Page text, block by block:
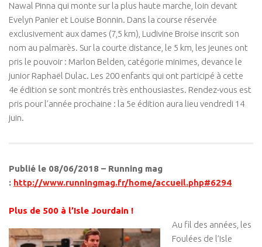
Nawal Pinna qui monte sur la plus haute marche, loin devant
Evelyn Panier et Louise Bonnin. Dans la course réservée
exclusivement aux dames (7,5 km), Ludivine Broise inscrit son
nom au palmarès. Sur la courte distance, le 5 km, les jeunes ont
pris le pouvoir : Marlon Belden, catégorie minimes, devance le
junior Raphaël Dulac. Les 200 enfants qui ont participé à cette
4e édition se sont montrés très enthousiastes. Rendez-vous est
pris pour l’année prochaine : la 5e édition aura lieu vendredi 14
juin.
Publié le 08/06/2018 – Running mag
: http://www.runningmag.fr/home/accueil.php#6294
Plus de 500 à l’Isle Jourdain !
Au fil des années, les
Foulées de l’Isle